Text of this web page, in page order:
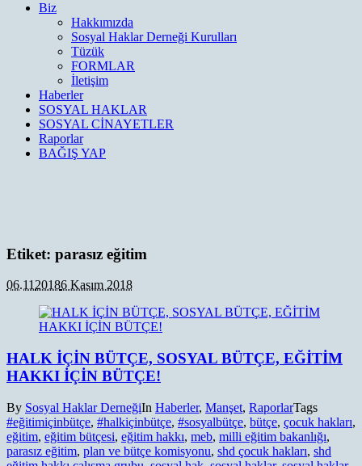
Biz
Hakkımızda
Sosyal Haklar Derneği Kurulları
Tüzük
FORMLAR
İletişim
Haberler
SOSYAL HAKLAR
SOSYAL CİNAYETLER
Raporlar
BAĞIŞ YAP
Etiket: parasız eğitim
06.1120186 Kasım 2018
HALK İÇİN BÜTÇE, SOSYAL BÜTÇE, EĞİTİM
HAKKI İÇİN BÜTÇE!
By Sosyal Haklar DerneğiIn Haberler, Manşet, RaporlarTags
#eğitimiçinbütçe, #halkiçinbütçe, #sosyalbütçe, bütçe, çocuk hakları,
eğitim, eğitim bütçesi, eğitim hakkı, meb, milli eğitim bakanlığı,
parasız eğitim, plan ve bütçe komisyonu, shd çocuk hakları, shd